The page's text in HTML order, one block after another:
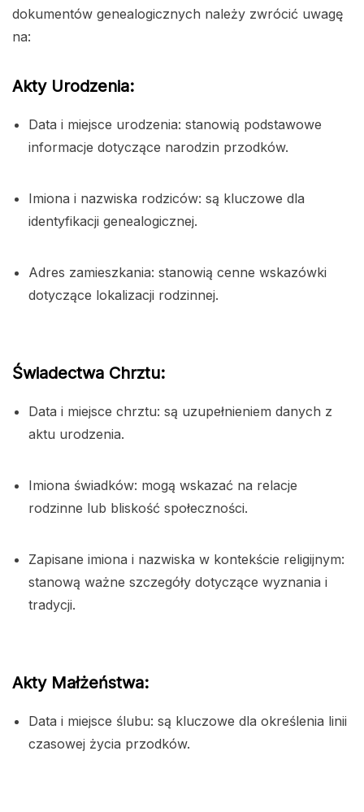
dokumentów genealogicznych należy zwrócić uwagę
na:
Akty Urodzenia:
Data i miejsce urodzenia: stanowią podstawowe
informacje dotyczące narodzin przodków.
Imiona i nazwiska rodziców: są kluczowe dla
identyfikacji genealogicznej.
Adres zamieszkania: stanowią cenne wskazówki
dotyczące lokalizacji rodzinnej.
Świadectwa Chrztu:
Data i miejsce chrztu: są uzupełnieniem danych z
aktu urodzenia.
Imiona świadków: mogą wskazać na relacje
rodzinne lub bliskość społeczności.
Zapisane imiona i nazwiska w kontekście religijnym:
stanową ważne szczegóły dotyczące wyznania i
tradycji.
Akty Małżeństwa:
Data i miejsce ślubu: są kluczowe dla określenia linii
czasowej życia przodków.